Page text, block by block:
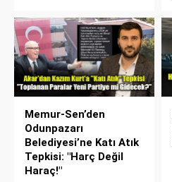
Memur-Sen’den
Odunpazarı
Belediyesi’ne Katı Atık
Tepkisi: "Harç Değil
Haraç!"